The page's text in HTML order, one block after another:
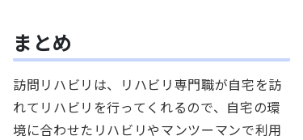
まとめ
訪問リハビリは、リハビリ専門職が自宅を訪
れてリハビリを行ってくれるので、自宅の環
境に合わせたリハビリやマンツーマンで利用